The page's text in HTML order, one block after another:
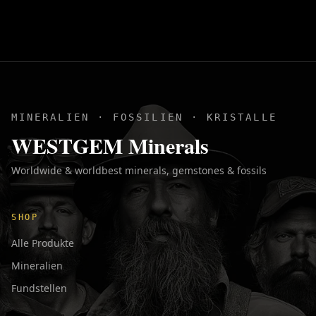
MINERALIEN · FOSSILIEN · KRISTALLE
WESTGEM Minerals
Worldwide & worldbest minerals, gemstones & fossils
SHOP
Alle Produkte
Mineralien
Fundstellen